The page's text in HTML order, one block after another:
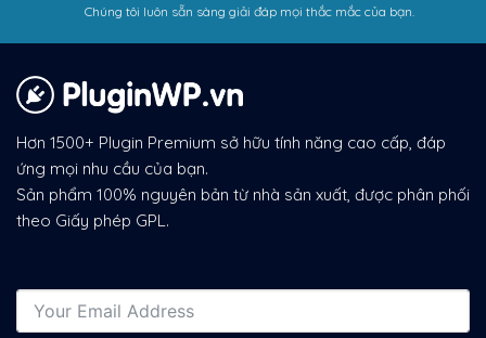
Chúng tôi luôn sẵn sàng giải đáp mọi thắc mắc của bạn.
Hơn 1500+ Plugin Premium sở hữu tính năng cao cấp, đáp
ứng mọi nhu cầu của bạn.
Sản phẩm 100% nguyên bản từ nhà sản xuất, được phân phối
theo Giấy phép GPL.